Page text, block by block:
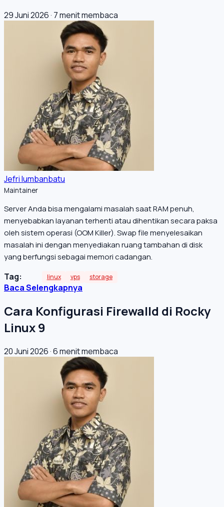
29 Juni 2026· 7 menit membaca
Jefri lumbanbatu
Maintainer
Server Anda bisa mengalami masalah saat RAM penuh,
menyebabkan layanan terhenti atau dihentikan secara paksa
oleh sistem operasi (OOM Killer). Swap file menyelesaikan
masalah ini dengan menyediakan ruang tambahan di disk
yang berfungsi sebagai memori cadangan.
Tag: linux vps storage
Baca Selengkapnya
Cara Konfigurasi Firewalld di Rocky
Linux 9
20 Juni 2026·6 menit membaca